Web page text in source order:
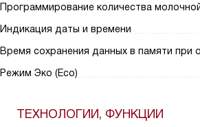
Программирование количества
Индикация даты и времени
Время сохранения данных в памяти при
Режим Эко (Eco)
ТЕХНОЛОГИИ, ФУНКЦИИ